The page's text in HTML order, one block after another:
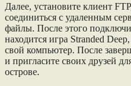
Далее, установите клиент
соединиться с удаленным
файлы. После этого
находится игра Stranded
свой компьютер. После
и пригласите своих друзей
острове.